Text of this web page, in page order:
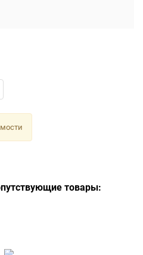
товары: